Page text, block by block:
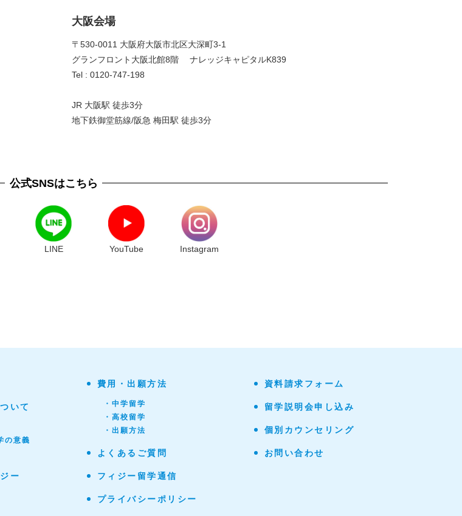
大阪会場
〒530-0011 大阪府大阪市北区大深町3-1
グランフロント大阪北館8階 ナレッジキャピタルK839
Tel : 0120-747-198
JR 大阪駅 徒歩3分
地下鉄御堂筋線/阪急 梅田駅 徒歩3分
公式SNSはこちら
LINE YouTube Instagram
いて
の意義
ー
費用・出願方法
・中学留学
・高校留学
・出願方法
よくあるご質問
フィジー留学通信
プライバシーポリシー
資料請求フォーム
留学説明会申し込み
個別カウンセリング
お問い合わせ